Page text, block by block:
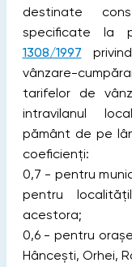
destinate
specificate la
1308/1997
vânzare-
tarifelor de
intravilanul
pământ de pe
coeficienți:
0,7 - pentru
pentru
acestora;
0,6 - pentru
Hânceşti, Orhei,